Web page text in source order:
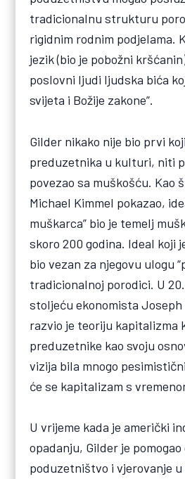
tradicionalnu strukturu
rigidnim rodnim podjelama.
jezik (bio je pobožni
poslovni ljudi ljudska bića
svijeta i Božije zakone”.
Gilder nikako nije bio prvi
preduzetnika u kulturi, niti
povezao sa muškošću. Kao
Michael Kimmel pokazao,
muškarca” bio je temelj
skoro 200 godina. Ideal koji
bio vezan za njegovu ulogu
tradicionalnoj porodici. U 20.
stoljeću ekonomista
razvio je teoriju kapitalizma
preduzetnike kao svoju
vizija bila mnogo
će se kapitalizam s
U vrijeme kada je američki
opadanju, Gilder je
poduzetništvo i vjerovanje